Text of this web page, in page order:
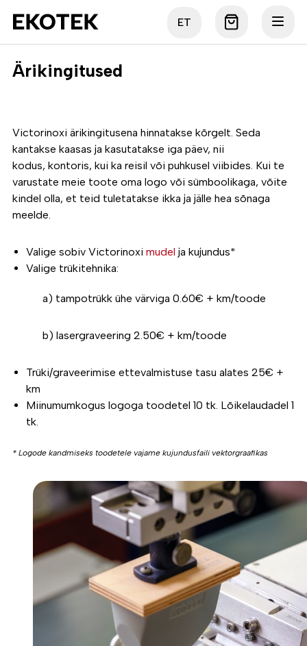
ET
Ärikingitused
Victorinoxi ärikingitusena hinnatakse kõrgelt. Seda
kantakse kaasas ja kasutatakse iga päev, nii
kodus, kontoris, kui ka reisil või puhkusel viibides. Kui te
varustate meie toote oma logo või sümboolikaga, võite
kindel olla, et teid tuletatakse ikka ja jälle hea sõnaga
meelde.
Valige sobiv Victorinoxi mudel ja kujundus*
Valige trükitehnika:
a) tampotrükk ühe värviga 0.60€ + km/toode
b) lasergraveering 2.50€ + km/toode
Trüki/graveerimise ettevalmistuse tasu alates 25€ +
km
Miinumumkogus logoga toodetel 10 tk. Lõikelaudadel 1
tk.
* Logode kandmiseks toodetele vajame kujundusfaili vektorgraafikas